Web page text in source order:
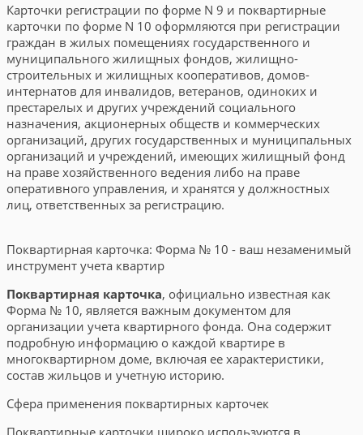
Карточки регистрации по форме N 9 и поквартирные
карточки по форме N 10 оформляются при регистрации
граждан в жилых помещениях государственного и
муниципального жилищных фондов, жилищно-
строительных и жилищных кооперативов, домов-
интернатов для инвалидов, ветеранов, одиноких и
престарелых и других учреждений социального
назначения, акционерных обществ и коммерческих
организаций, других государственных и муниципальных
организаций и учреждений, имеющих жилищный фонд
на праве хозяйственного ведения либо на праве
оперативного управления, и хранятся у должностных
лиц, ответственных за регистрацию.
Поквартирная карточка: Форма № 10 - ваш незаменимый
инструмент учета квартир
Поквартирная карточка, официально известная как
Форма № 10, является важным документом для
организации учета квартирного фонда. Она содержит
подробную информацию о каждой квартире в
многоквартирном доме, включая ее характеристики,
состав жильцов и учетную историю.
Сфера применения поквартирных карточек
Поквартирные карточки широко используются в